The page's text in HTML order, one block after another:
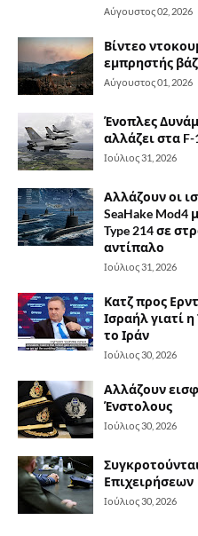
Αύγουστος 02, 2026
Βίντεο
εμπρηστής
Αύγουστος 01, 2026
Ένοπλες
αλλάζει στα F-
Ιούλιος 31, 2026
Αλλάζουν οι
SeaHake Mod4
Type 214 σε
αντίπαλο
Ιούλιος 31, 2026
Κατζ προς
Ισραήλ γιατί
το Ιράν
Ιούλιος 30, 2026
Αλλάζουν
Ένστολους
Ιούλιος 30, 2026
Επιχειρήσεων
Ιούλιος 30, 2026